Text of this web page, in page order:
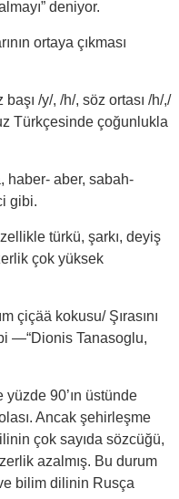
deniyor.
ortaya çıkması
/y/, /h/, söz ortası /h/,/
Türkçesinde çoğunlukla
haber- aber, sabah-
gibi.
türkü, şarkı, deyiş
çok yüksek
çiçää kokusu/ Şırasını
—“Dionis Tanasoglu,
90’ın üstünde
Ancak şehirleşme
çok sayıda sözcüğü,
azalmış. Bu durum
bilim dilinin Rusça